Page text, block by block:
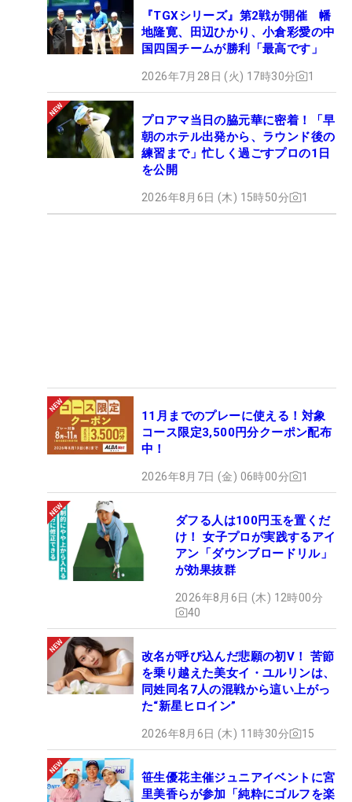
『TGXシリーズ』第2戦が開催 幡
地隆寛、田辺ひかり、小倉彩愛の中
国四国チームが勝利「最高です」
2026年7月28日 (火) 17時30分 1
プロアマ当日の脇元華に密着！「早
朝のホテル出発から、ラウンド後の
練習まで」忙しく過ごすプロの1日
を公開
2026年8月6日 (木) 15時50分 1
11月までのプレーに使える！対象
コース限定3,500円分クーポン配布
中！
2026年8月7日 (金) 06時00分 1
ダフる人は100円玉を置くだ
け！ 女子プロが実践するアイ
アン「ダウンブロードリル」
が効果抜群
2026年8月6日 (木) 12時00分
40
改名が呼び込んだ悲願の初V！ 苦節
を乗り越えた美女イ・ユルリンは、
同姓同名7人の混戦から這い上がっ
た“新星ヒロイン”
2026年8月6日 (木) 11時30分 15
笹生優花主催ジュニアイベントに宮
里美香らが参加「純粋にゴルフを楽